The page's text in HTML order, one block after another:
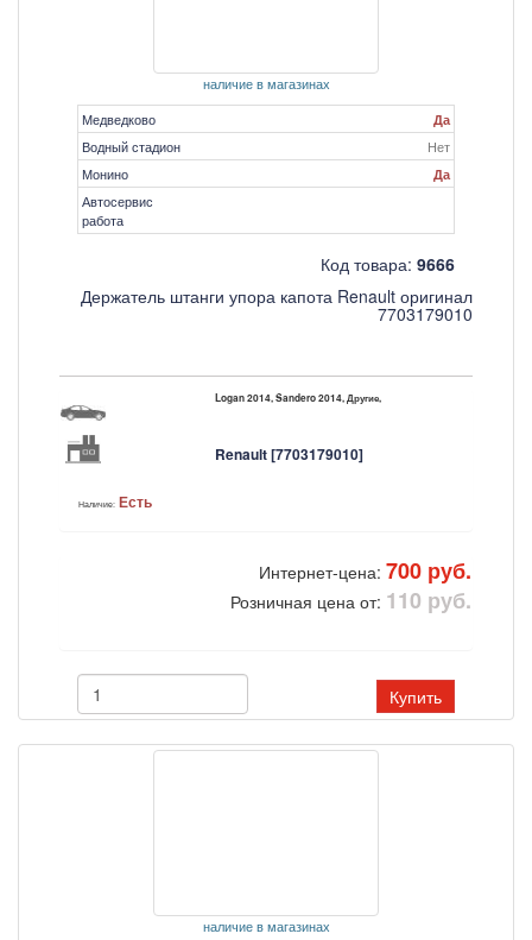
наличие в магазинах
Медведково
Да
Водный стадион
Нет
Монино
Да
Автосервис
работа
Код товара: 9666
Держатель штанги упора капота Renault оригинал
7703179010
Logan 2014, Sandero 2014, Другие,
Renault [7703179010]
Наличие: Есть
Интернет-цена: 700 руб.
Розничная цена от: 110 руб.
Купить
наличие в магазинах